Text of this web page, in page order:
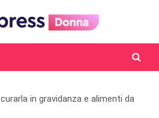
in gravidanza e alimenti da